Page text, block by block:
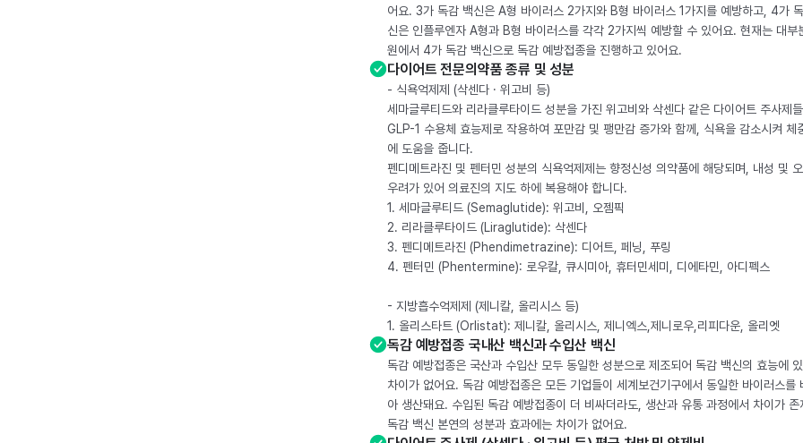
어요. 3가 독감 백신은 A형 바이러스 2가지와 B형 바이러스 1가지를 예방하고, 4가
신은 인플루엔자 A형과 B형 바이러스를 각각 2가지씩 예방할 수 있어요. 현재는 대부
원에서 4가 독감 백신으로 독감 예방접종을 진행하고 있어요.
다이어트 전문의약품 종류 및 성분
- 식욕억제제 (삭센다 · 위고비 등)
세마글루티드와 리라클루타이드 성분을 가진 위고비와 삭센다 같은 다이어트 주사제
GLP-1 수용체 효능제로 작용하여 포만감 및 팽만감 증가와 함께, 식욕을 감소시켜 체
에 도움을 줍니다.
펜디메트라진 및 펜터민 성분의 식욕억제제는 향정신성 의약품에 해당되며, 내성 및
우려가 있어 의료진의 지도 하에 복용해야 합니다.
1. 세마글루티드 (Semaglutide): 위고비, 오젬픽
2. 리라클루타이드 (Liraglutide): 삭센다
3. 펜디메트라진 (Phendimetrazine): 디어트, 페닝, 푸링
4. 펜터민 (Phentermine): 로우칼, 큐시미아, 휴터민세미, 디에타민, 아디펙스
- 지방흡수억제제 (제니칼, 올리시스 등)
1. 올리스타트 (Orlistat): 제니칼, 올리시스, 제니엑스,제니로우,리피다운, 올리엣
독감 예방접종 국내산 백신과 수입산 백신
독감 예방접종은 국산과 수입산 모두 동일한 성분으로 제조되어 독감 백신의 효능에
차이가 없어요. 독감 예방접종은 모든 기업들이 세계보건기구에서 동일한 바이러스를
아 생산돼요. 수입된 독감 예방접종이 더 비싸더라도, 생산과 유통 과정에서 차이가 존
독감 백신 본연의 성분과 효과에는 차이가 없어요.